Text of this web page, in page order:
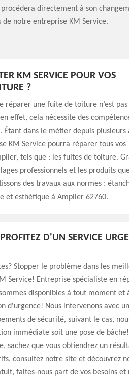
directement à son
notre entreprise KM Service.
KM SERVICE POUR VOS
?
réparer une fuite de toiture n’est pas
effet, cela nécessite des
dans le métier depuis plusieurs
KM Service pourra réparer tous vos
tels que : les fuites de toiture.
professionnels et les produits
des travaux aux normes :
et esthétique à Amplier 62760.
D'UN SERVICE
Stopper le problème dans les
Service! Entreprise spécialiste en
disponibles à tout moment et
d'urgence! Nous intervenons avec
de sécurité, suivant le cas,
immédiate soit une pose de bâche!
sachez que vous obtiendrez un
consultez notre site et découvrez
faites-nous part de vos besoins et